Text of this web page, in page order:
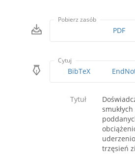
Pobierz zasób
PDF
Cytuj
BibTeX
Tytuł
trzęsień